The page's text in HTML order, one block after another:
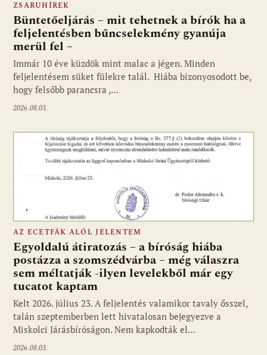
ZSARUHÍREK
Büntetőeljárás – mit tehetnek a bírók ha a
feljelentésben bűncselekmény gyanúja
merül fel –
Immár 10 éve küzdök mint malac a jégen. Minden
feljelentésem süket fülekre talál. Hiába bizonyosodott be,
hogy felsőbb parancsra ,…
2026.08.03.
AZ ECETFÁK ALÓL JELENTEM
Egyoldalú átiratozás – a bíróság hiába
postázza a szomszédvárba – még válaszra
sem méltatják -ilyen levelekből már egy
tucatot kaptam
Kelt 2026. július 23. A feljelentés valamikor tavaly ősszel,
talán szeptemberben lett hivatalosan bejegyezve a
Miskolci Járásbíróságon. Nem kapkodták el…
2026.08.03.